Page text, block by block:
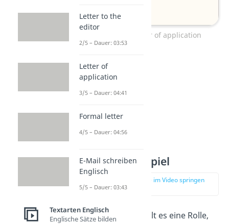
Briefkopf: Letter of application
Anrede – Beispiel
zur Stelle im Video springen
(01:42)
In derAnrede
spielt es eine Rolle,
Letter to the
editor
2/5 – Dauer: 03:53
Letter of
application
3/5 – Dauer: 04:41
Formal letter
4/5 – Dauer: 04:56
E-Mail schreiben
Englisch
5/5 – Dauer: 03:43
Textarten Englisch
Englische Sätze bilden